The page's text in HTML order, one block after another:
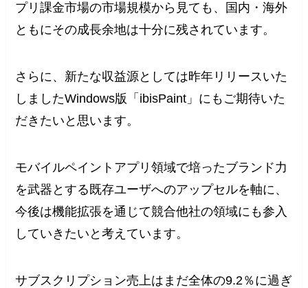
プリ課金市場の市場規模から見ても、国内・海外
ともにその成長余地は十分に残されています。
さらに、新たな収益源としては昨年リリースいた
しましたWindows版「ibisPaint」にもご期待いた
だきたいと思います。
モバイルペイントアプリ領域で培ったブランド力
を武器とする既存ユーザへのアップセルを軸に、
今後は機能拡張を通じて競合他社の領域にも参入
していきたいと考えています。
サブスクリプション売上はまだ全体の9.2％に過ぎ